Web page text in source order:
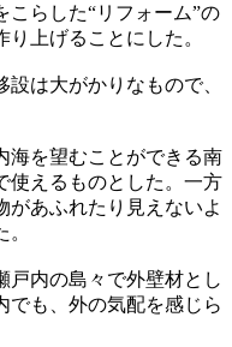
らした“リフォーム”の
上げることにした。
は大がかりなもので、
海を望むことができる南
使えるものとした。一方
があふれたり見えないよ
戸内の島々で外壁材とし
でも、外の気配を感じら